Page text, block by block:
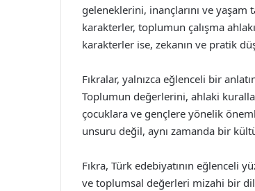
geleneklerini, inançlarını ve yaşam
karakterler, toplumun çalışma
karakterler ise, zekanın ve pratik
Fıkralar, yalnızca eğlenceli bir
Toplumun değerlerini, ahlaki
çocuklara ve gençlere yönelik
unsuru değil, aynı zamanda bir
Fıkra, Türk edebiyatının eğlenceli
ve toplumsal değerleri mizahi bir